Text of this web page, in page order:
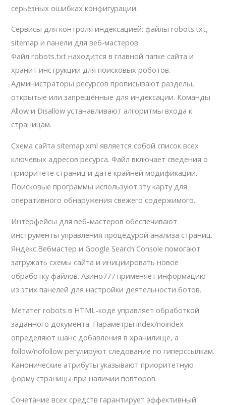
серьёзных ошибках конфигурации.
Сервисы для контроля индексацией: файлы robots.txt,
sitemap и панели для веб‑мастеров
Файл robots.txt находится в главной папке сайта и
хранит инструкции для поисковых роботов.
Администраторы ресурсов прописывают разделы,
открытые или запрещённые для индексации. Команды
Allow и Disallow устанавливают алгоритмы входа к
страницам.
Схема сайта sitemap.xml является собой список всех
ключевых адресов ресурса. Файл включает сведения о
приоритете страниц и дате крайней модификации.
Поисковые программы используют эту карту для
оперативного обнаружения свежего содержимого.
Интерфейсы для веб-мастеров обеспечивают
инструменты управления процедурой анализа страниц.
Яндекс.Вебмастер и Google Search Console помогают
загружать схемы сайта и инициировать новое
обработку файлов. Азино777 применяет информацию
из этих панелей для настройки деятельности ботов.
Метатег robots в HTML-коде управляет обработкой
заданного документа. Параметры index/noindex
определяют шанс добавления в хранилище, а
follow/nofollow регулируют следование по гиперссылкам.
Канонические атрибуты указывают приоритетную
форму страницы при наличии повторов.
Сочетание всех средств гарантирует эффективный